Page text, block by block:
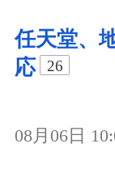
任天堂、
応
26
08月06日